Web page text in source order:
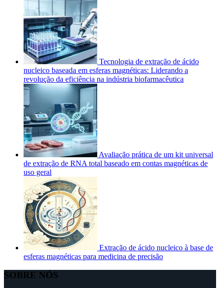
Tecnologia de extração de ácido
nucleico baseada em esferas magnéticas: Liderando a
revolução da eficiência na indústria biofarmacêutica
Avaliação prática de um kit universal
de extração de RNA total baseado em contas magnéticas de
uso geral
Extração de ácido nucleico à base de
esferas magnéticas para medicina de precisão
SOBRE NÓS